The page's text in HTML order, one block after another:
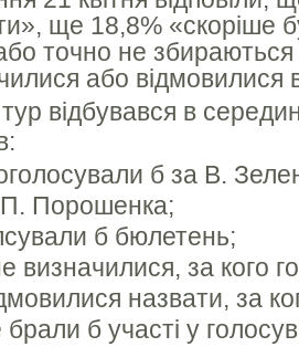
ще 18,8% «скоріше
точно не
або відмовилися
відбувався в
б за В.
Порошенка;
б бюлетень;
визначилися, за кого
назвати, за
б участі у